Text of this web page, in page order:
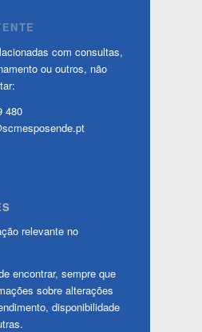
com consultas,
ou outros, não
480
relevante no
encontrar, sempre que
sobre alterações
disponibilidade